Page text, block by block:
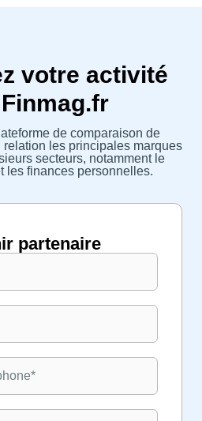
votre activité
de comparaison de
les principales marques
secteurs, notamment le
les finances personnelles.
partenaire